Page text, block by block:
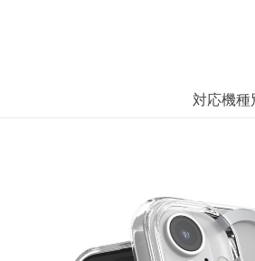
には、日本では珍しい「海外ブラ
対応機種